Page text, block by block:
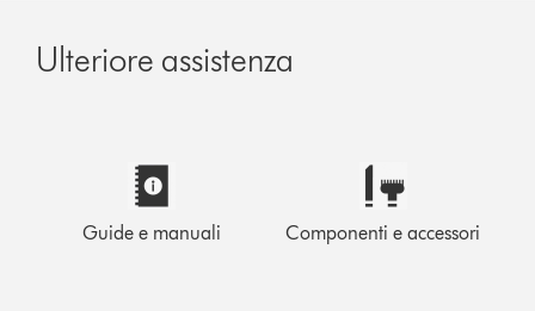
Ulteriore assistenza
Guide e manuali Componenti e accessori